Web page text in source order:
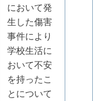
において発
生した傷害
事件により
学校生活に
おいて不安
を持ったこ
とについて